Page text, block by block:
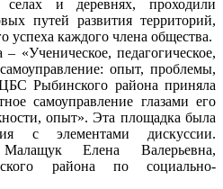
и деревнях, проходили
путей развития территорий,
успеха каждого члена общества.
«Ученическое, педагогическое,
опыт, проблемы,
Рыбинского района приняла
самоуправление глазами его
опыт». Эта площадка была
с элементами дискуссии.
Елена Валерьевна,
района по социально-